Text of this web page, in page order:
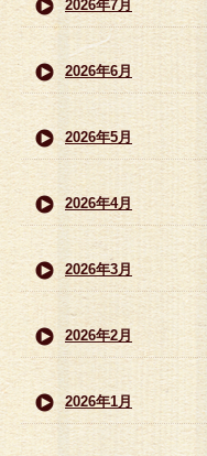
2026年7月
2026年6月
2026年5月
2026年4月
2026年3月
2026年2月
2026年1月